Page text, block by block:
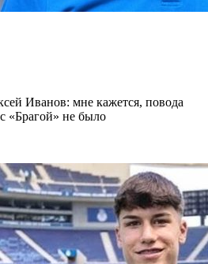
Иванов: мне кажется, повода
«Брагой» не было